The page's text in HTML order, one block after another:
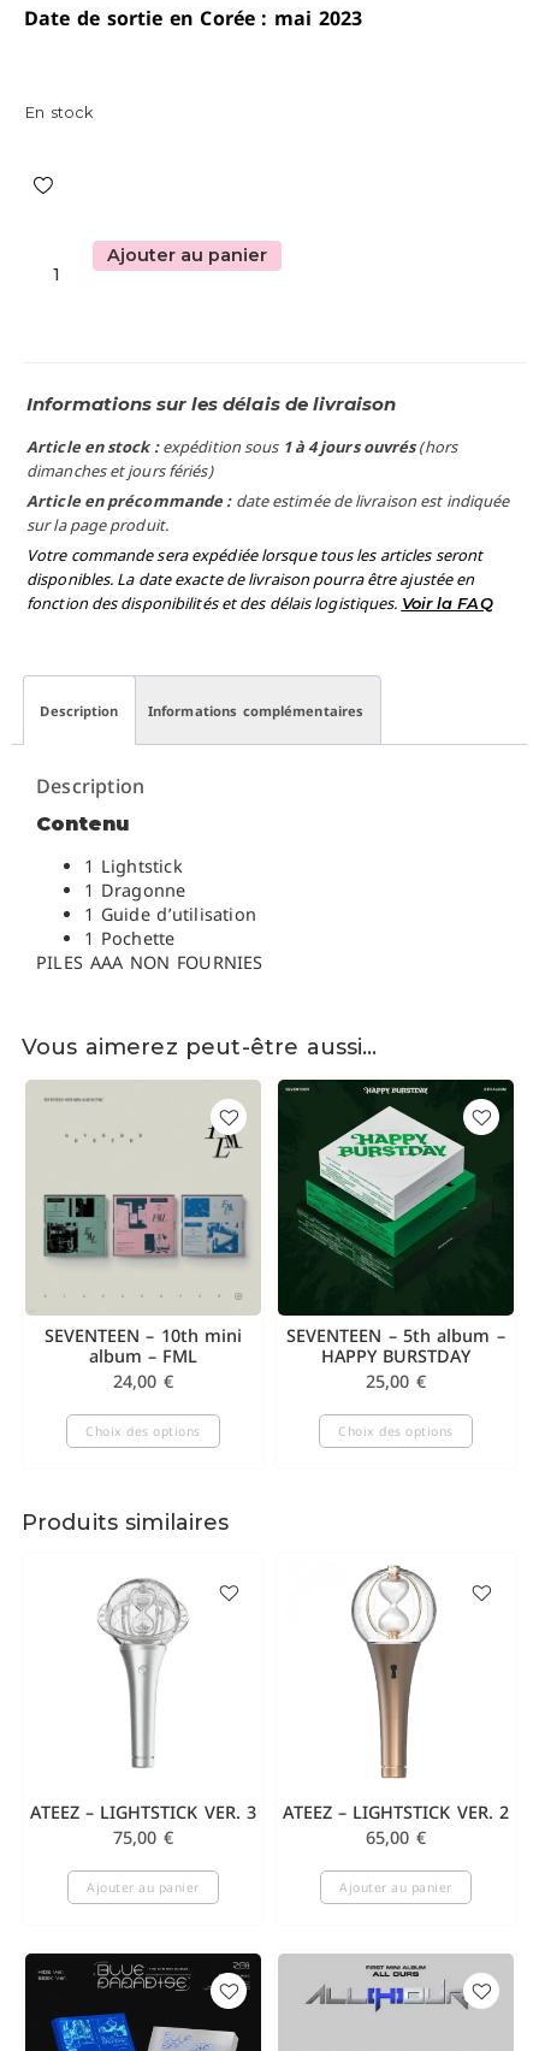
Date de sortie en Corée : mai 2023
En stock
Ajouter au panier
Informations sur les délais de livraison
Article en stock :expédition sous 1 à 4 jours ouvrés(hors
dimanches et jours fériés)
Article en précommande : date estimée de livraison est indiquée
sur la page produit.
Votre commande sera expédiée lorsque tous les articles seront
disponibles. La date exacte de livraison pourra être ajustée en
fonction des disponibilités et des délais logistiques. Voir la FAQ
Description Informations complémentaires
Description
Contenu
1 Lightstick
1 Dragonne
1 Guide d’utilisation
1 Pochette
PILES AAA NON FOURNIES
Vous aimerez peut-être aussi…
SEVENTEEN – 10th mini
album – FML
24,00 €
Choix des options
SEVENTEEN – 5th album –
HAPPY BURSTDAY
25,00 €
Choix des options
Produits similaires
ATEEZ – LIGHTSTICK VER. 3
75,00 €
Ajouter au panier
ATEEZ – LIGHTSTICK VER. 2
65,00 €
Ajouter au panier